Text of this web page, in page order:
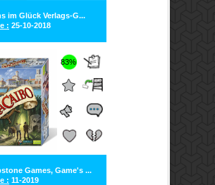
im Glück Verlags-G...
: 25-10-2018
83%
Games, Game's ...
: 11-2019